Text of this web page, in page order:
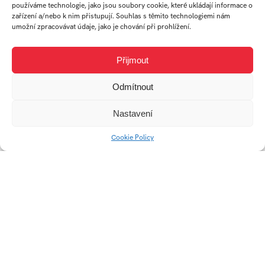
používáme technologie, jako jsou soubory cookie, které ukládají informace o
zařízení a/nebo k nim přistupují. Souhlas s těmito technologiemi nám
umožní zpracovávat údaje, jako je chování při prohlížení.
Přijmout
Odmítnout
Nastavení
Cookie Policy
student
Arts Management
Práce studenta